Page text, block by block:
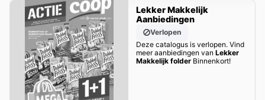
Lekker Makkelijk
Aanbiedingen
Verlopen
Deze catalogus is verlopen. Vind
meer aanbiedingen van Lekker
Makkelijk folderBinnenkort!